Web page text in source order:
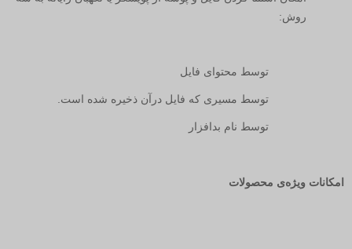
روش:
توسط محتوای فایل
توسط مسیری که فایل درآن ذخیره شده است.
توسط نام بدافزار
امکانات ویژ‌ه‌ی محصولات